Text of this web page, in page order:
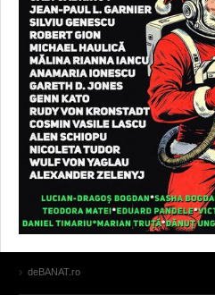
deBANAT.ro